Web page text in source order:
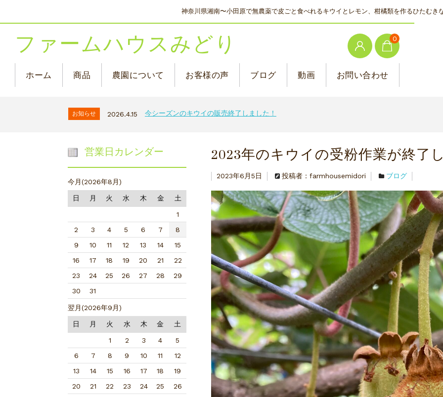
神奈川県湘南〜小田原で無農薬で皮ごと食べれるキウイとレモン、柑橘類を作るひたむき
ファームハウスみどり 0
ホーム 商品 農園について お客様の声 ブログ 動画 お問い合わせ
お知らせ 2026.4.15 今シーズンのキウイの販売終了しました！
2023年のキウイの受粉作業が終了
2023年6月5日 投稿者：farmhousemidori ブログ
営業日カレンダー
今月(2026年8月)
日 月 火 水 木 金 土
1
2
3 4 5 6 7
8
9
10 11 12 13 14
15
16
17 18 19 20 21
22
23
24 25 26 27 28
29
30
31
翌月(2026年9月)
日 月 火 水 木 金 土
1 2 3 4
5
6
7 8 9 10 11
12
13
14 15 16 17 18
19
20
21 22 23 24 25
26